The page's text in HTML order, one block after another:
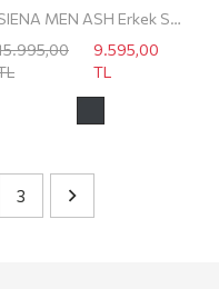
SIENA MEN ASH Erkek Sneaker
9.595,00
TL
3